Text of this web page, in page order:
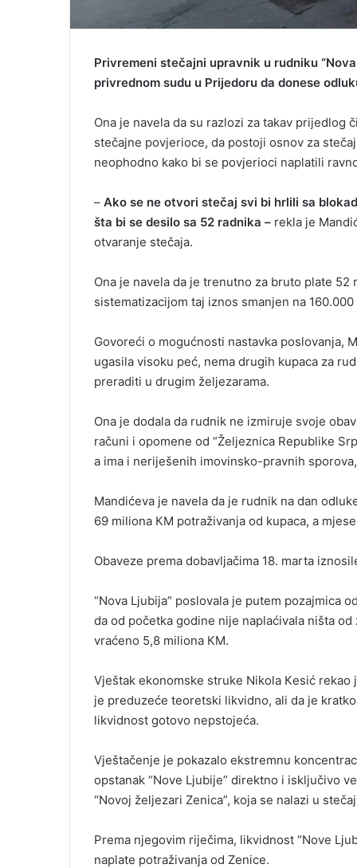
Privremeni stečajni upravnik u rudniku
privrednom sudu u Prijedoru da donese
Ona je navela da su razlozi za takav prijedlog
stečajne povjerioce, da postoji osnov za
neophodno kako bi se povjerioci naplatili
– Ako se ne otvori stečaj svi bi hrlili sa
šta bi se desilo sa 52 radnika – rekla je
otvaranje stečaja.
Ona je navela da je trenutno za bruto plate
sistematizacijom taj iznos smanjen na 160.000
Govoreći o mogućnosti nastavka poslovanja,
ugasila visoku peć, nema drugih kupaca za
preraditi u drugim željezarama.
Ona je dodala da rudnik ne izmiruje svoje
računi i opomene od “Željeznica Republike
a ima i neriješenih imovinsko-pravnih
Mandićeva je navela da je rudnik na dan
69 miliona КM potraživanja od kupaca, a
Obaveze prema dobavljačima 18. marta
“Nova Ljubija” poslovala je putem pozajmica
da od početka godine nije naplaćivala ništa
vraćeno 5,8 miliona КM.
Vještak ekonomske struke Nikola Кesić rekao
je preduzeće teoretski likvidno, ali da je
likvidnost gotovo nepstojeća.
Vještačenje je pokazalo ekstremnu
opstanak “Nove Ljubije” direktno i isključivo
“Novoj željezari Zenica”, koja se nalazi u
Prema njegovim riječima, likvidnost “Nove
naplate potraživanja od Zenice.